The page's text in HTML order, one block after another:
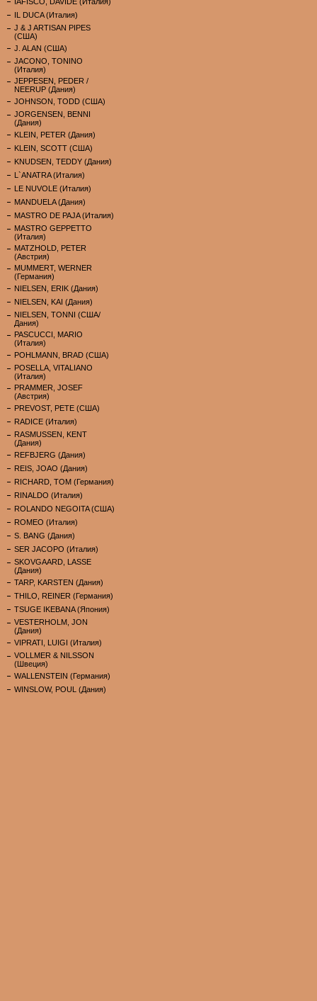
IL DUCA (Италия)
J & J ARTISAN PIPES
(США)
J. ALAN (США)
JACONO, TONINO
(Италия)
JEPPESEN, PEDER /
NEERUP (Дания)
JOHNSON, TODD (США)
JORGENSEN, BENNI
(Дания)
KLEIN, PETER (Дания)
KLEIN, SCOTT (США)
KNUDSEN, TEDDY (Дания)
L`ANATRA (Италия)
LE NUVOLE (Италия)
MANDUELA (Дания)
MASTRO DE PAJA (Италия)
MASTRO GEPPETTO
(Италия)
MATZHOLD, PETER
(Австрия)
MUMMERT, WERNER
(Германия)
NIELSEN, ERIK (Дания)
NIELSEN, KAI (Дания)
NIELSEN, TONNI (США/
Дания)
PASCUCCI, MARIO
(Италия)
POHLMANN, BRAD (США)
POSELLA, VITALIANO
(Италия)
PRAMMER, JOSEF
(Австрия)
PREVOST, PETE (США)
RADICE (Италия)
RASMUSSEN, KENT
(Дания)
REFBJERG (Дания)
REIS, JOAO (Дания)
RICHARD, TOM (Германия)
RINALDO (Италия)
ROLANDO NEGOITA (США)
ROMEO (Италия)
S. BANG (Дания)
SER JACOPO (Италия)
SKOVGAARD, LASSE
(Дания)
TARP, KARSTEN (Дания)
THILO, REINER (Германия)
TSUGE IKEBANA (Япония)
VESTERHOLM, JON
(Дания)
VIPRATI, LUIGI (Италия)
VOLLMER & NILSSON
(Швеция)
WALLENSTEIN (Германия)
WINSLOW, POUL (Дания)